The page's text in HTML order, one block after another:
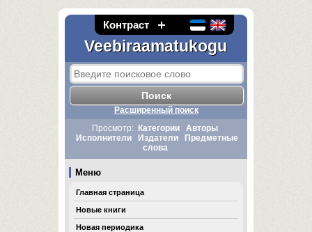
Контраст
Veebiraamatukogu
Расширенный поиск
Просмотр:
Категории
Авторы
Исполнители
Издатели
Предметные
слова
Меню
Главная страница
Новые книги
Новая периодика